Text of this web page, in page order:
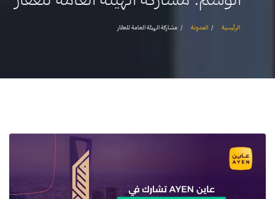
الرئيسية المدونة مشاركة الهيئة العامة للعقار